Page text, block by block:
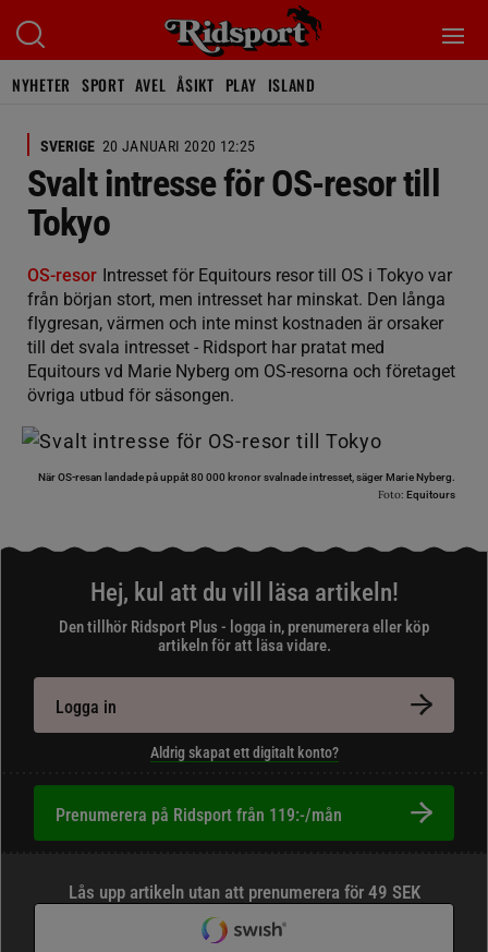
NYHETER SPORT AVEL ÅSIKT PLAY ISLAND
SVERIGE 20 JANUARI 2020 12:25
Svalt intresse för OS-resor till
Tokyo
OS-resor Intresset för Equitours resor till OS i Tokyo var
från början stort, men intresset har minskat. Den långa
flygresan, värmen och inte minst kostnaden är orsaker
till det svala intresset - Ridsport har pratat med
Equitours vd Marie Nyberg om OS-resorna och företaget
övriga utbud för säsongen.
När OS-resan landade på uppåt 80 000 kronor svalnade intresset, säger Marie Nyberg.
Foto: Equitours
Hej, kul att du vill läsa artikeln!
Den tillhör Ridsport Plus - logga in, prenumerera eller köp
artikeln för att läsa vidare.
Logga in
Aldrig skapat ett digitalt konto?
Prenumerera på Ridsport från 119:-/mån